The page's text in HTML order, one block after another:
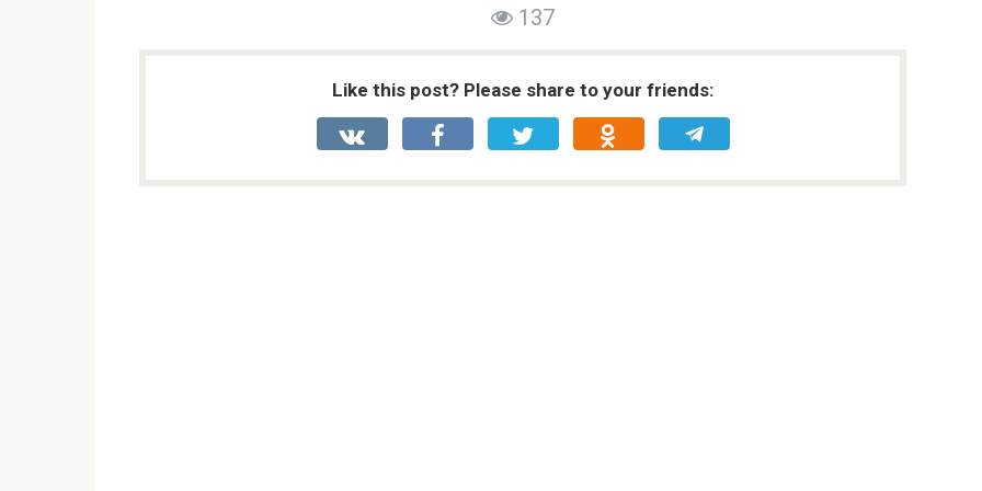
137
Like this post? Please share to your friends: